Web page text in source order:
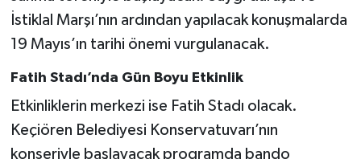
İstiklal Marşı’nın ardından yapılacak konuşmalarda
19 Mayıs’ın tarihi önemi vurgulanacak.
Fatih Stadı’nda Gün Boyu Etkinlik
Etkinliklerin merkezi ise Fatih Stadı olacak.
Keçiören Belediyesi Konservatuvarı’nın
konseriyle başlayacak programda bando